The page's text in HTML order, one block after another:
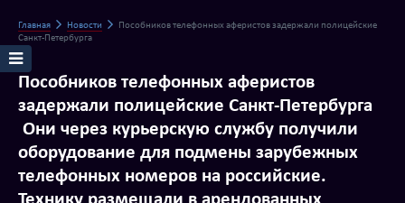
Главная Новости
Пособников телефонных аферистов задержали полицейские
Санкт-Петербурга
Пособников телефонных аферистов
задержали полицейские Санкт-Петербурга
Они через курьерскую службу получили
оборудование для подмены зарубежных
телефонных номеров на российские.